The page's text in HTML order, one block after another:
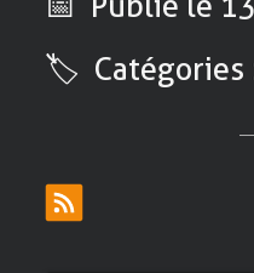
🏷️ Catégories